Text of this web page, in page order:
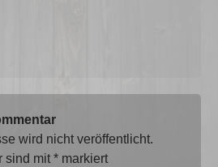
wird nicht veröffentlicht.
sind mit* markiert